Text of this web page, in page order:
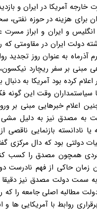
خارجه آمریکا در ایران و
ایران برای هزینه در حوزه
و ایران و ابراز
دولت ایران در
آذرماه به عنوان روز
مبنی بر سفر ریچارد
کرده بود آمریکا به
وقت این گونه
خبرهایی مبنی بر
به مصدق نیز به دلیل
یا نادانسته بازنمایی
دولتی بود که دال
فردی همچون مصدق را کسب
حاکی از فهم نادرست
دولت مصدق نیز دقیقا
مطالبه اصلی جامعه را که
روابط با آمریکایی ها